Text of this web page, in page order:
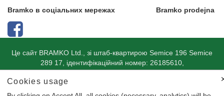
Bramko в соціальних мережах Bramko prodejna
Це сайт BRAMKO Ltd., зі штаб-квартирою Semice 196 Semice
289 17, ідентифікаційний номер: 26185610,
зареєстрований у торговому реєстрі Міського суду в Празі,
Cookies usage